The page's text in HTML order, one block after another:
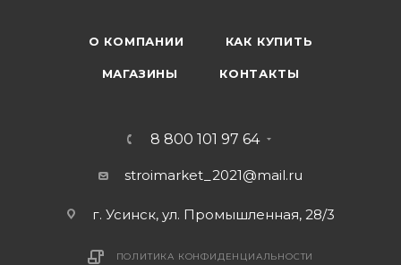
О КОМПАНИИ КАК КУПИТЬ
МАГАЗИНЫ КОНТАКТЫ
8 800 101 97 64
stroimarket_2021@mail.ru
г. Усинск, ул. Промышленная, 28/3
ПОЛИТИКА КОНФИДЕНЦИАЛЬНОСТИ